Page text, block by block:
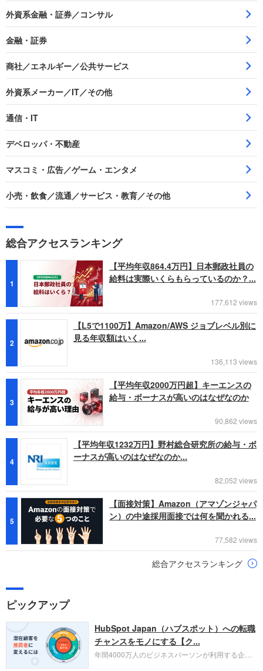
外資系金融・証券／コンサル
金融・証券
商社／エネルギー／公共サービス
外資系メーカー／IT／その他
通信・IT
デベロッパ・不動産
マスコミ・広告／ゲーム・エンタメ
小売・飲食／流通／サービス・教育／その他
総合アクセスランキング
1
【平均年収864.4万円】日本郵政社員の
給料は実際いくらもらっているのか？...
177,612 views
2
【L5で1100万】Amazon/AWS ジョブレベル別に
見る年収額はいく...
136,113 views
3
【平均年収2000万円超】キーエンスの
給与・ボーナスが高いのはなぜなのか
90,862 views
4
【平均年収1232万円】野村総合研究所の給与・ボ
ーナスが高いのはなぜなのか...
82,052 views
5
【面接対策】Amazon（アマゾンジャパ
ン）の中途採用面接では何を聞かれる...
77,582 views
総合アクセスランキング
ピックアップ
HubSpot Japan（ハブスポット）への転職
チャンスをモノにする【ク...
年間4000万人のビジネスパーソンが利用する企業